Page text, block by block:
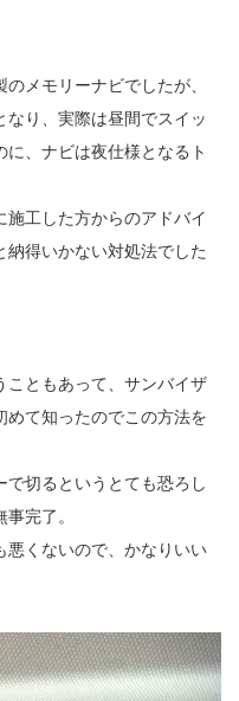
メモリーナビでしたが、
り、実際は昼間でスイッ
、ナビは夜仕様となるト
工した方からのアドバイ
納得いかない対処法でした
こともあって、サンバイザ
めて知ったのでこの方法を
切るというとても恐ろし
完了。
悪くないので、かなりいい